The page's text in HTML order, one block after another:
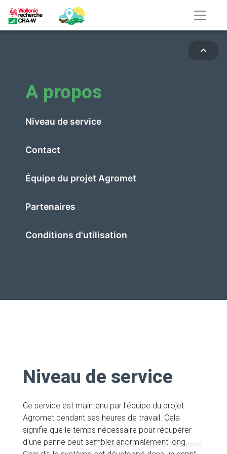
A propos
Niveau de service
Contact
Équipe du projet Agromet
Partenaires
Conditions d'utilisation
Niveau de service
Ce service est maintenu par l'équipe du projet
Agromet pendant ses heures de travail. Cela
signifie que le temps nécessaire pour récupérer
d'une panne peut sembler anormalement long.
© 2026 CRAW - Version 2.26.0806